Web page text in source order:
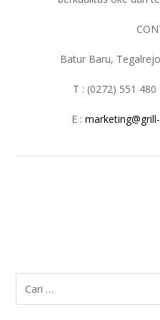
Batur Baru,
T : (0272) 551
E :